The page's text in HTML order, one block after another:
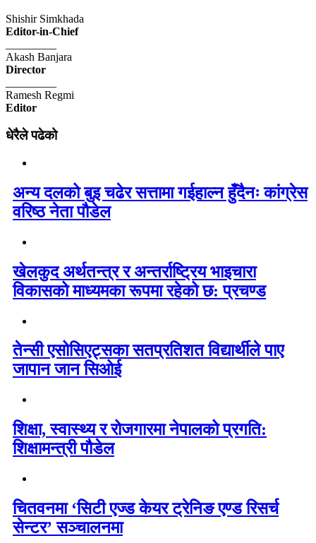
Shishir Simkhada
Editor-in-Chief
Akash Banjara
Director
Ramesh Regmi
Editor
धेरैले पढेको
अन्य दलको बुइ चढेर सत्तामा गईहाल्न हुँदैनः कांग्रेस
वरिष्ठ नेता पौडेल
खेलकुद अर्थतन्त्र र अन्तर्राष्ट्रिय भाइचारा
विकासको माध्यमका रूपमा रहेको छ: प्रचण्ड
तेन्सी एसोसिएट्सका सतप्रतिशत विद्यार्थीले पाए
जापान जान सिओई
शिक्षा, स्वास्थ्य र रोजगारमा नेपालको प्रगति:
शिक्षामन्त्री पौडेल
चितवनमा ‘सिटी एज्ड केयर ट्रेनिङ एण्ड रिसर्च
सेन्टर’ सञ्चालनमा